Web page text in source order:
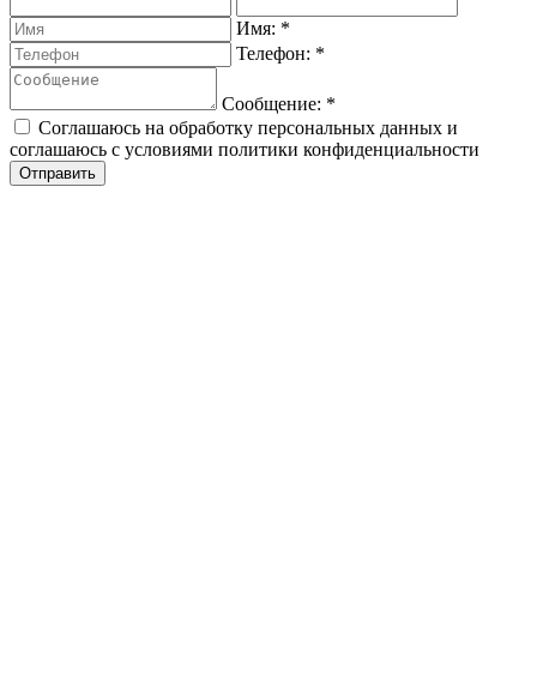
Имя: *
Телефон: *
Сообщение: *
Соглашаюсь на обработку персональных данных и
соглашаюсь с условиями политики конфиденциальности